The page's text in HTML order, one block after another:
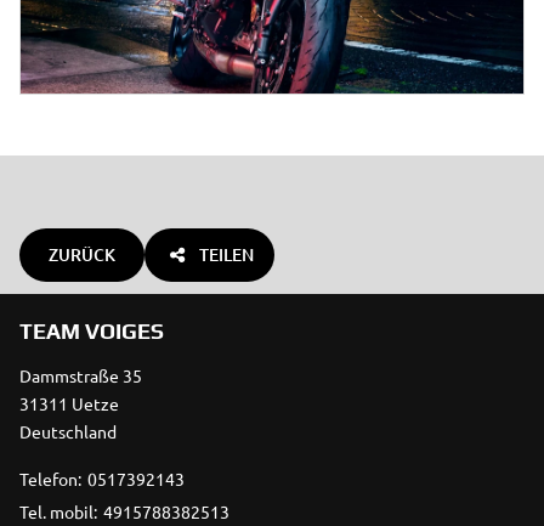
ZURÜCK TEILEN
TEAM VOIGES
Dammstraße 35
31311 Uetze
Deutschland
Telefon: 0517392143
Tel. mobil: 4915788382513